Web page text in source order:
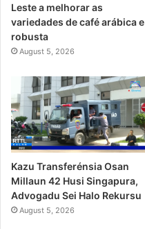
Leste a melhorar as
variedades de café arábica e
robusta
August 5, 2026
Kazu Transferénsia Osan
Millaun 42 Husi Singapura,
Advogadu Sei Halo Rekursu
August 5, 2026